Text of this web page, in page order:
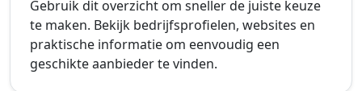
Gebruik dit overzicht om sneller de juiste keuze
te maken. Bekijk bedrijfsprofielen, websites en
praktische informatie om eenvoudig een
geschikte aanbieder te vinden.